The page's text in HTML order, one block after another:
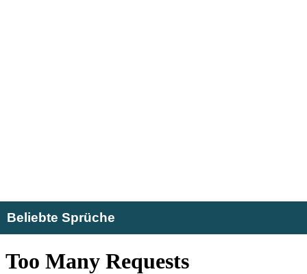
Beliebte Sprüche